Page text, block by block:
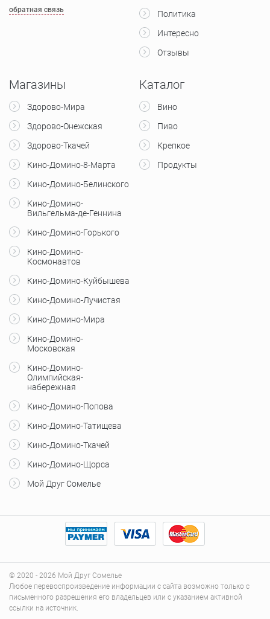
обратная связь
Политика
Интересно
Отзывы
Магазины
Здорово-Мира
Здорово-Онежская
Здорово-Ткачей
Кино-Домино-8-Марта
Кино-Домино-Белинского
Кино-Домино-
Вильгельма-де-Геннина
Кино-Домино-Горького
Кино-Домино-
Космонавтов
Кино-Домино-Куйбышева
Кино-Домино-Лучистая
Кино-Домино-Мира
Кино-Домино-
Московская
Кино-Домино-
Олимпийская-
набережная
Кино-Домино-Попова
Кино-Домино-Татищева
Кино-Домино-Ткачей
Кино-Домино-Щорса
Мой Друг Сомелье
Каталог
Вино
Пиво
Крепкое
Продукты
© 2020 - 2026 Мой Друг Сомелье
Любое перевоспроизведение информации с сайта возможно только с
письменного разрешения его владельцев или с указанием активной
ссылки на источник.